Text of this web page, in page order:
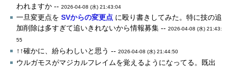
われますか --2026-04-08 (水) 21:43:04
一旦変更点をSVからの変更点 に殴り書きしてみた。特に技の追
加削除は多すぎて追いきれないから情報募集 --2026-04-08 (水) 21:43:
55
↑↑確かに、紛らわしいと思う --2026-04-08 (水) 21:44:50
ウルガモスがマジカルフレイムを覚えるようになってる。既出